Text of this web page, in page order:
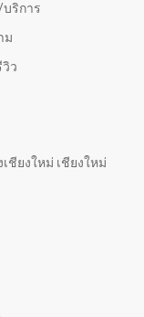
ริการ
ม
ว
ชียงใหม่ เชียงใหม่